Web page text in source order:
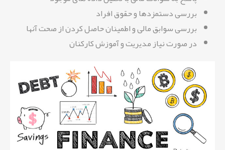
بررسی دستمزدها و حقوق افراد
بررسی سوابق مالی و اطمینان حاصل کردن از صحت آنها
در صورت نیاز مدیریت و آموزش کارکنان